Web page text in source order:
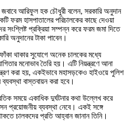
জবাবে আরিফুল হক চৌধুরী বলেন, সরকারি অনুদান
ফরম হাসপাতালের পরিচালকের কাছে দেওয়া
প্রক্রিয়া সম্পন্ন করে ফরম জমা দিতে
অনুদানের টাকা পাবেন।
থাকার সুযোগে অনেক চালকের মধ্যে
মনোভাব তৈরি হয়। এটি নিয়ন্ত্রণে আনা
করা হয়, একইভাবে মহাসড়কেও হাইওয়ে পুলিশ
ব্যবস্থা বাস্তবায়ন করা হবে।
সময়ে একাধিক দুর্ঘটনার কথা উল্লেখ করে
প্রয়োজনীয় ব্যবস্থা নেবে। একই সঙ্গে
চালকদের প্রতি আহ্বান জানান তিনি।